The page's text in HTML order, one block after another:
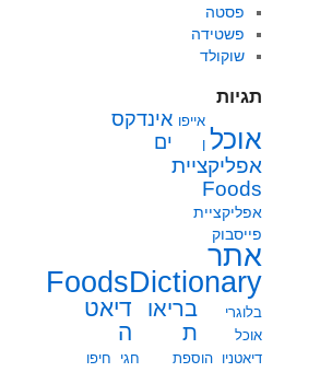
פסטה
פשטידה
שוקולד
תגיות
אוכל
אייפו
ן
אינדקס
ים
אפליקציית
Foods
אפליקציית
פייסבוק
אתר
FoodsDictionary
בלוגרי
אוכל
בריאו
ת
דיאט
ה
דיאטניו הוספת
חגי
חיפו